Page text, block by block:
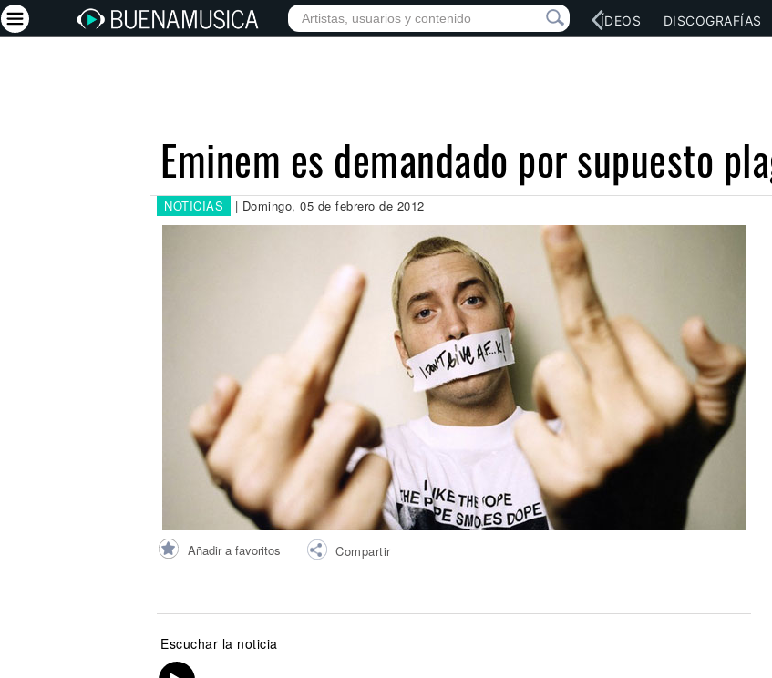
INICIO ARTISTAS RED SOCIAL MÚSICA VÍDEOS DISCOGRAFÍAS
Eminem es demandado por supuesto
NOTICIAS | Domingo, 05 de febrero de 2012
Añadir a favoritos Compartir
Escuchar la noticia